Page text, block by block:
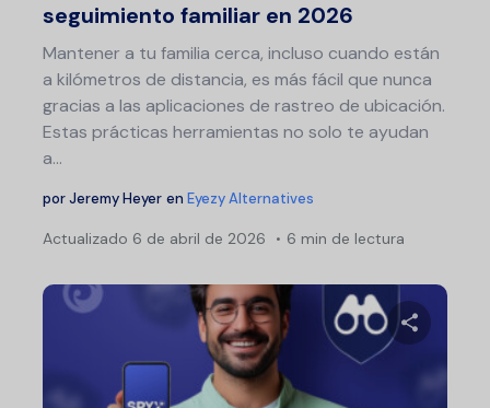
seguimiento familiar en 2026
Mantener a tu familia cerca, incluso cuando están
a kilómetros de distancia, es más fácil que nunca
gracias a las aplicaciones de rastreo de ubicación.
Estas prácticas herramientas no solo te ayudan
a...
porJeremy Heyer en Eyezy Alternatives
Actualizado 6 de abril de 2026 6 min de lectura